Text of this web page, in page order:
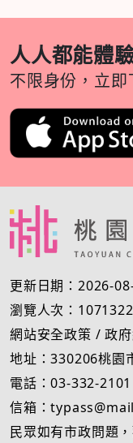
人人都能體
不限身份，立
更新日期：2026-
瀏覽人次：
網站安全政策 /政
地址：330206桃園
電話：03-332-2101
信箱：
民眾如有市政問題